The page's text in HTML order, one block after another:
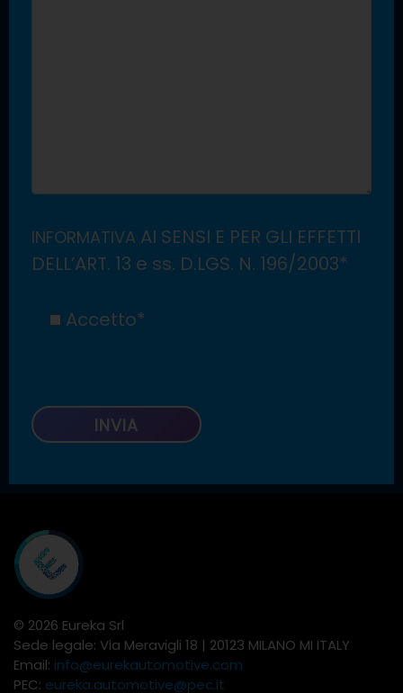
INFORMATIVA AI SENSI E PER GLI EFFETTI
DELL’ART. 13 e ss. D.LGS. N. 196/2003*
Accetto*
© 2026 Eureka Srl
Sede legale: Via Meravigli 18 | 20123 MILANO MI ITALY
Email: info@eurekautomotive.com
PEC: eureka.automotive@pec.it